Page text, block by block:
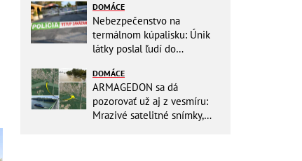
aj vy
DOMÁCE
Nebezpečenstvo na
termálnom kúpalisku: Únik
látky poslal ľudí do
vyšetrovanie
DOMÁCE
ARMAGEDON sa dá
pozorovať už aj z vesmíru:
Mrazivé satelitné snímky,